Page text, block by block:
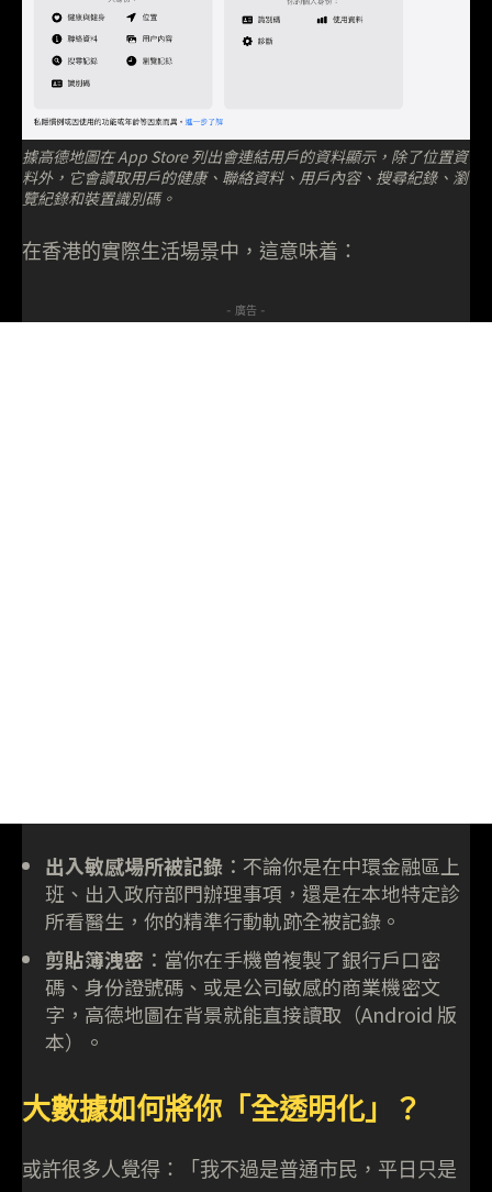
據高德地圖在 App Store 列出會連結用戶的資料顯示，除了位置資
料外，它會讀取用戶的健康、聯絡資料、用戶內容、搜尋紀錄、瀏
覽紀錄和裝置識別碼。
在香港的實際生活場景中，這意味着：
- 廣告 -
出入敏感場所被記錄 ：不論你是在中環金融區上
班、出入政府部門辦理事項，還是在本地特定診
所看醫生，你的精準行動軌跡全被記錄。
剪貼簿洩密 ：當你在手機曾複製了銀行戶口密
碼、身份證號碼、或是公司敏感的商業機密文
字，高德地圖在背景就能直接讀取（Android 版
本）。
大數據如何將你「全透明化」？
或許很多人覺得：「我不過是普通市民，平日只是